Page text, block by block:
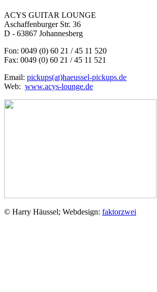
ACYS GUITAR LOUNGE
Aschaffenburger Str. 36
D - 63867 Johannesberg
Fon: 0049 (0) 60 21 / 45 11 520
Fax: 0049 (0) 60 21 / 45 11 521
Email: pickups(at)haeussel-pickups.de
Web: www.acys-lounge.de
© Harry Häussel; Webdesign: faktorzwei